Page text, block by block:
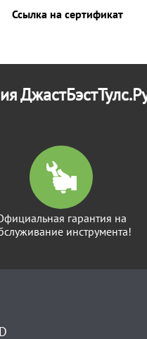
Ссылка на сертификат
гарантия на
инструмента!